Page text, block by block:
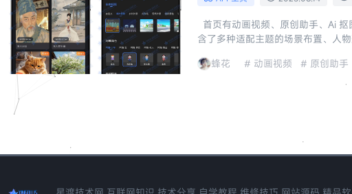
首页有动画视频、原创助手、Ai
含了多种适配主题的场景布置、人
蜂花
动画视频 原创助手